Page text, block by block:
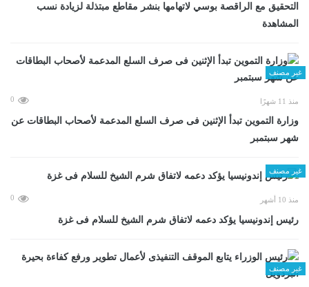
التحقيق مع الراقصة بوسي لاتهامها بنشر مقاطع مبتذلة لزيادة نسب
المشاهدة
غير مصنف
منذ 11 شهرًا 0
وزارة التموين تبدأ الإثنين فى صرف السلع المدعمة لأصحاب البطاقات عن
شهر سبتمبر
غير مصنف
منذ 10 أشهر 0
رئيس إندونيسيا يؤكد دعمه لاتفاق شرم الشيخ للسلام فى غزة
غير مصنف